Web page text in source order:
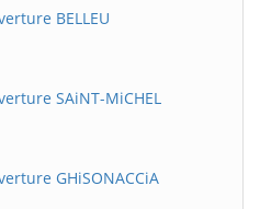
BELLEU
SAiNT-MiCHEL
GHiSONACCiA